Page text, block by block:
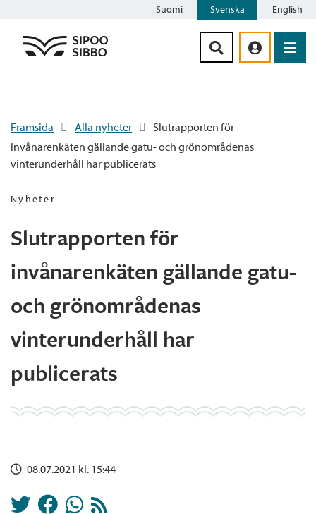
Suomi Svenska English
Framsida Alla nyheter
Slutrapporten för
invånarenkäten gällande gatu- och grönområdenas
vinterunderhåll har publicerats
Nyheter
Slutrapporten för
invånarenkäten gällande gatu-
och grönområdenas
vinterunderhåll har
publicerats
08.07.2021 kl. 15:44